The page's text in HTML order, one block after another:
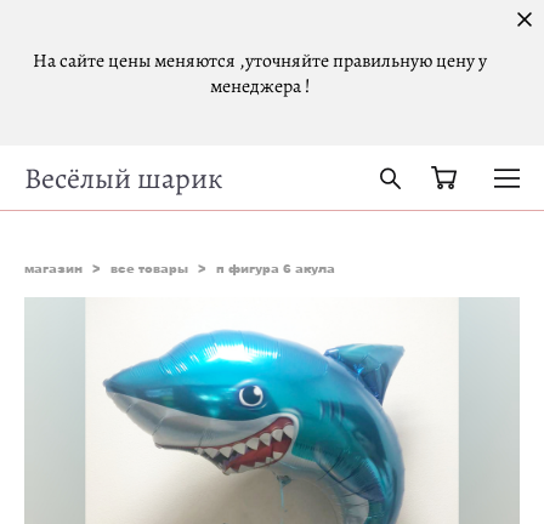
На сайте цены меняются ,уточняйте правильную цену у
менеджера !
Весёлый шарик
магазин > все товары > п фигура 6 акула